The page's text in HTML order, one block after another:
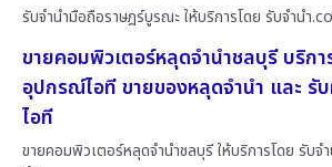
รับจำนำมือถือราษฎร์บูรณะ ให้บริการโดย รับจํานํา
ขายคอมพิวเตอร์หลุดจำนำชลบุรี บริกา
อุปกรณ์ไอที ขายของหลุดจำนำ และ รั
ไอที
ขายคอมพิวเตอร์หลุดจำนำชลบุรี ให้บริการโดย รับจํ